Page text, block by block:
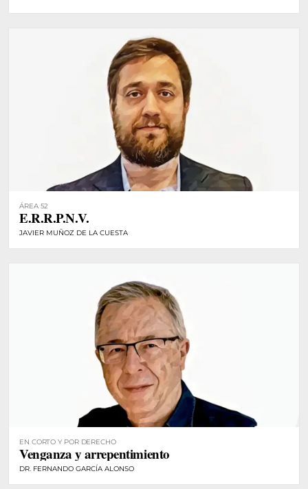
ÁREA 52
E.R.R.P.N.V.
JAVIER MUÑOZ DE LA CUESTA
EN CORTO Y POR DERECHO
Venganza y arrepentimiento
DR. FERNANDO GARCÍA ALONSO